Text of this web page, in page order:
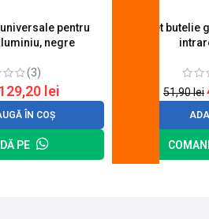
universale pentru
negre
(3)
129,20 lei
ÎN COȘ
PE
Robinet butelie
51,90lei